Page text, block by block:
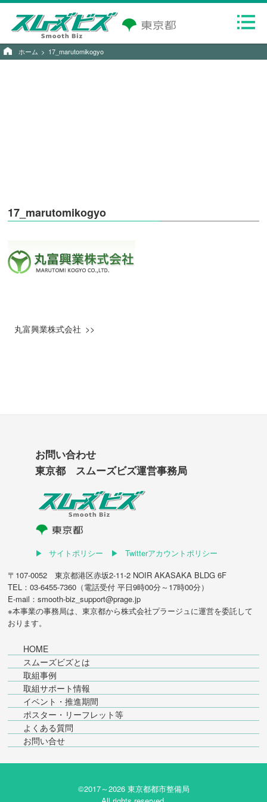
ホーム 17_marutomikogyo
17_marutomikogyo
丸富興業株式会社
お問い合わせ
東京都 スムーズビズ運営事務局
サイトポリシー
Twitterアカウントポリシー
〒107-0052 東京都港区赤坂2-11-2 NOIR AKASAKA BLDG 6F
TEL：03-6455-7360（電話受付 平日9時00分～17時00分）
E-mail：smooth-biz_support@prage.jp
※本事業の事務局は、東京都から株式会社プラージュに運営を委託して
おります。
HOME
スムーズビズとは
取組事例
取組サポート情報
イベント・推進期間
ポスター・リーフレット等
よくある質問
お問い合せ
©2017～2026 東京都都市整備局